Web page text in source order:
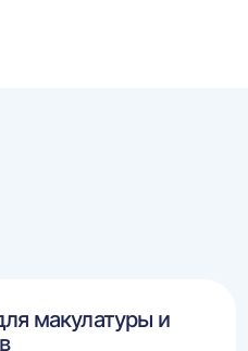
макулатуры и